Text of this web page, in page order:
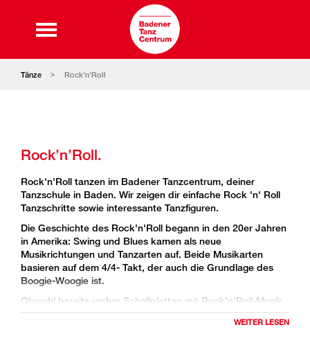
Tänze Rock'n'Roll
Rock’n’Roll.
Rock'n'Roll tanzen im Badener Tanzcentrum, deiner
Tanzschule in Baden. Wir zeigen dir einfache Rock 'n' Roll
Tanzschritte sowie interessante Tanzfiguren.
Die Geschichte des Rock'n'Roll begann in den 20er Jahren
in Amerika: Swing und Blues kamen als neue
Musikrichtungen und Tanzarten auf. Beide Musikarten
basieren auf dem 4/4- Takt, der auch die Grundlage des
Boogie-Woogie ist.
Obwohl bereits vorher Schallplatten mit Rock'n'Roll-Musik
around the Clock" von Bill Haley & The Comets am 12. April
WEITER LESEN